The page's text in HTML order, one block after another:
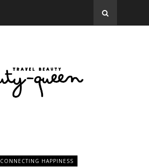
CONNECTING HAPPINESS